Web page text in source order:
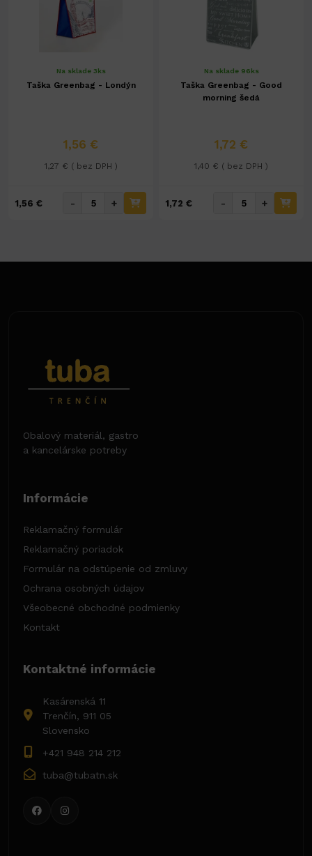
Na sklade 3ks
Taška Greenbag - Londýn
1,56 €
1,27 € ( bez DPH )
1,56 € - +
Na sklade 96ks
Taška Greenbag - Good
morning šedá
1,72 €
1,40 € ( bez DPH )
1,72 € - +
Obalový materiál, gastro
a kancelárske potreby
Informácie
Reklamačný formulár
Reklamačný poriadok
Formulár na odstúpenie od zmluvy
Ochrana osobných údajov
Všeobecné obchodné podmienky
Kontakt
Kontaktné informácie
Kasárenská 11
Trenčín, 911 05
Slovensko
+421 948 214 212
tuba@tubatn.sk